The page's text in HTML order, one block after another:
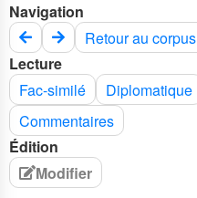
Navigation
Retour au corpus
Lecture
Fac-similé
Diplomatique
Commentaires
Édition
Modifier